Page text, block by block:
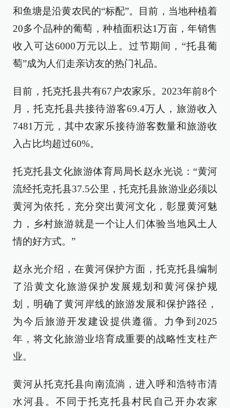
和鱼塘是沿黄农民的“标配”。目前，当地种植着
20多个品种的葡萄，种植面积达1万亩，年销售
收入可达6000万元以上。过节期间，“托县葡
萄”成为人们走亲访友的热门礼品。
目前，托克托县共有67户农家乐。2023年前8个
月，托克托县共接待游客69.4万人，旅游收入
7481万元，其中农家乐接待游客数量和旅游收
入占比均超过60%。
托克托县文化旅游体育局局长赵永光说：“黄河
流经托克托县37.5公里，托克托县旅游业必须以
黄河为依托，充分突出黄河文化，彰显黄河魅
力，乡村旅游就是一个让人们体验当地风土人
情的好方式。”
赵永光介绍，在黄河保护方面，托克托县编制
了沿黄文化旅游保护发展规划和黄河保护规
划，明确了黄河岸线的旅游发展和保护路径，
为今后旅游开发建设提供遵循。力争到2025
年，将文化旅游业培育成重要的战略性支柱产
业。
黄河从托克托县向南流淌，进入呼和浩特市清
水河县。不同于托克托县村民自己开办农家